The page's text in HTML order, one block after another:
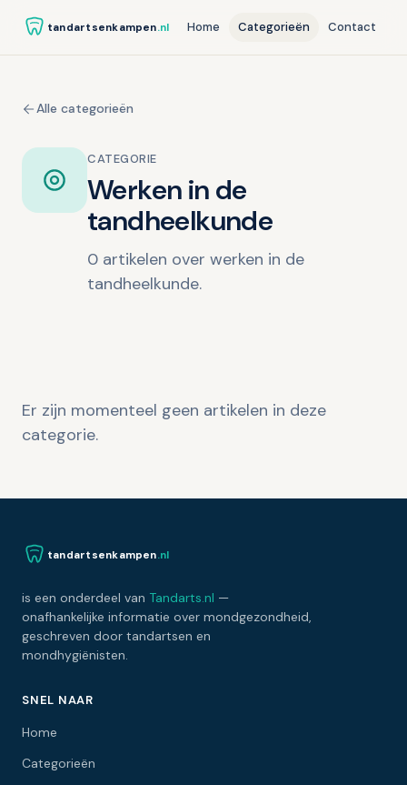
tandartsenkampen.nl Home Categorieën Contact
Alle categorieën
CATEGORIE
Werken in de
tandheelkunde
0 artikelen over werken in de
tandheelkunde.
Er zijn momenteel geen artikelen in deze
categorie.
tandartsenkampen.nl
is een onderdeel van Tandarts.nl —
onafhankelijke informatie over mondgezondheid,
geschreven door tandartsen en
mondhygiënisten.
SNEL NAAR
Home
Categorieën